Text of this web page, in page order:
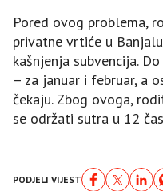
Pored ovog problema,
privatne vrtiće u
kašnjenja subvencija.
– za januar i februar, a
čekaju. Zbog ovoga,
se održati sutra u 12
PODJELI VIJEST